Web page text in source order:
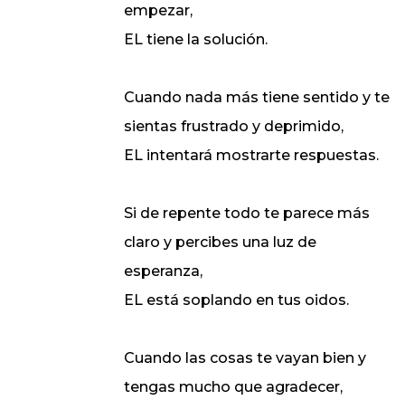
empezar,
EL tiene la solución.
Cuando nada más tiene sentido y te
sientas frustrado y deprimido,
EL intentará mostrarte respuestas.
Si de repente todo te parece más
claro y percibes una luz de
esperanza,
EL está soplando en tus oidos.
Cuando las cosas te vayan bien y
tengas mucho que agradecer,